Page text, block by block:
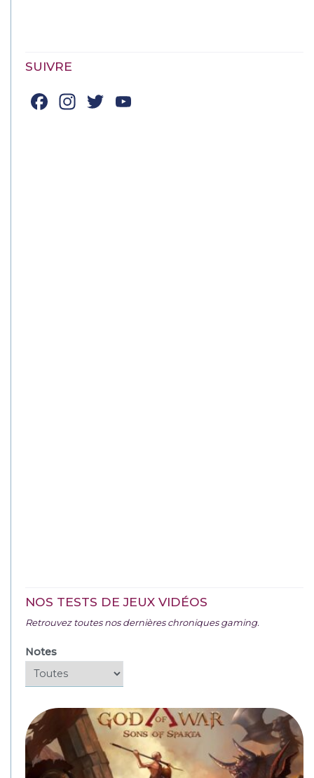
SUIVRE
Facebook
Instagram
Twitter
NOS TESTS DE JEUX VIDÉOS
Retrouvez toutes nos dernières chroniques gaming.
Notes